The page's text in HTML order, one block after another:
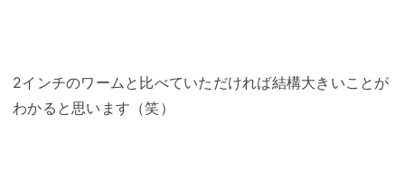
2インチのワームと比べていただければ結構大きいことが
わかると思います（笑）